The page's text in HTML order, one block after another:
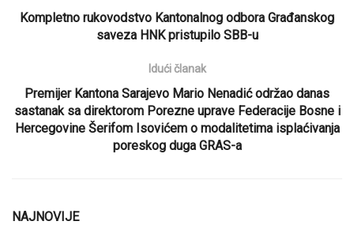
Kompletno rukovodstvo Kantonalnog odbora Građanskog
saveza HNK pristupilo SBB-u
Idući članak
Premijer Kantona Sarajevo Mario Nenadić održao danas
sastanak sa direktorom Porezne uprave Federacije Bosne i
Hercegovine Šerifom Isovićem o modalitetima isplaćivanja
poreskog duga GRAS-a
NAJNOVIJE